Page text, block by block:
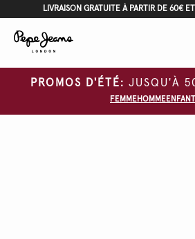
LIVRAISON GRATUITE À PARTIR DE 60€
PROMOS D'ÉTÉ: JUSQU'À
FEMMEHOMME